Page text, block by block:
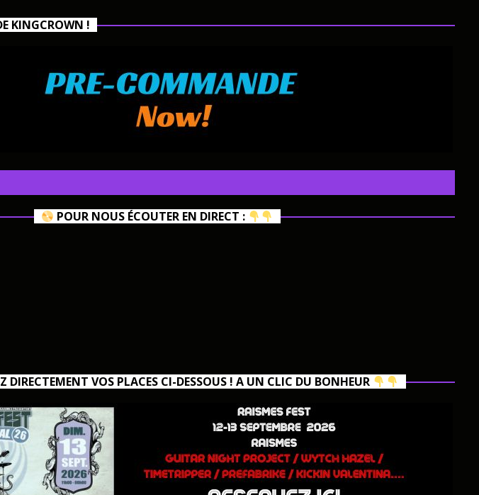
KINGCROWN !
POUR NOUS ÉCOUTER EN DIRECT :
DIRECTEMENT VOS PLACES CI-DESSOUS ! A UN CLIC DU BONHEUR